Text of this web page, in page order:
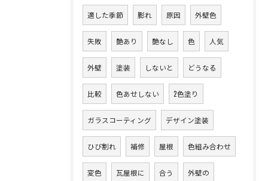
適した季節 膨れ 原因 外壁色
失敗 艶あり 艶なし 色 人気
外壁 塗装 しないと どうなる
比較 色あせしない 2色塗り
ガラスコーティング デザイン塗装
ひび割れ 補修 屋根 色組み合わせ
変色 瓦屋根に 合う 外壁の